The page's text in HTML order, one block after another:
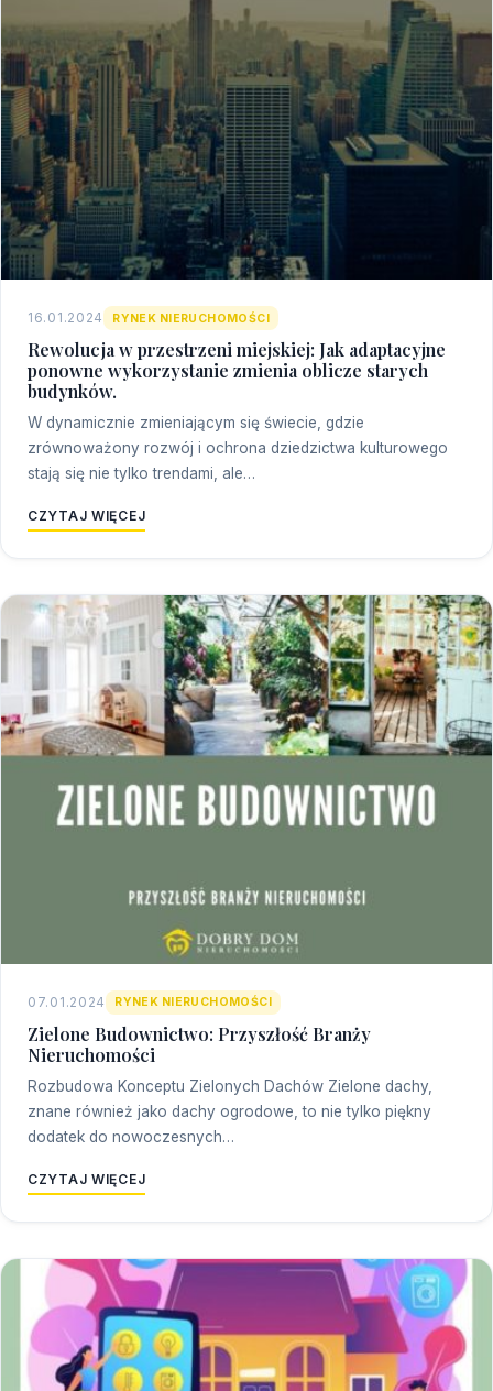
16.01.2024 RYNEK NIERUCHOMOŚCI
Rewolucja w przestrzeni miejskiej: Jak adaptacyjne
ponowne wykorzystanie zmienia oblicze starych
budynków.
W dynamicznie zmieniającym się świecie, gdzie
zrównoważony rozwój i ochrona dziedzictwa kulturowego
stają się nie tylko trendami, ale…
CZYTAJ WIĘCEJ
07.01.2024 RYNEK NIERUCHOMOŚCI
Zielone Budownictwo: Przyszłość Branży
Nieruchomości
Rozbudowa Konceptu Zielonych Dachów Zielone dachy,
znane również jako dachy ogrodowe, to nie tylko piękny
dodatek do nowoczesnych…
CZYTAJ WIĘCEJ